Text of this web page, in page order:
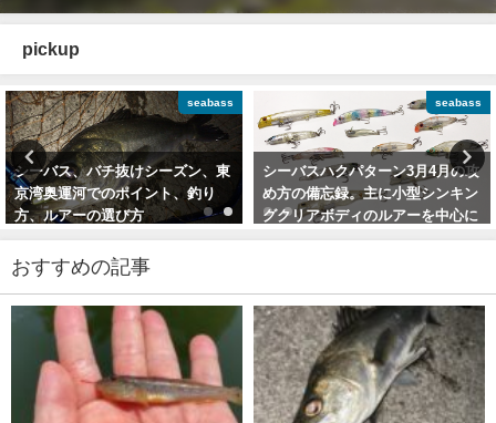
pickup
seabass
シーバスハクパターン3月4月の攻
め方の備忘録。主に小型シンキン
グクリアボディのルアーを中心に
seabass
シーバス、ハクパターンとクリア
ボディ（カラー）のルアーの使い
方
おすすめの記事